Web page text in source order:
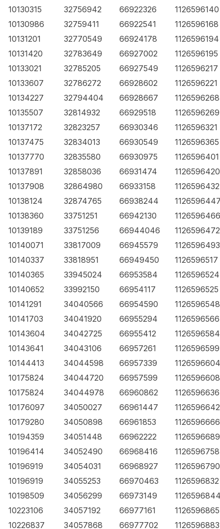
10130315
32756942 66922326
1126596140
10130986
32759411 66922541
1126596168
10131201
32770549 66924178
1126596194
10131420
32783649 66927002
1126596195
10133021
32785205 66927549
1126596217
10133607
32786272 66928602
1126596221
10134227
32794404 66928667
1126596268
10135507
32814932 66929518
1126596269
10137172
32823257 66930346
1126596321
10137475
32834013 66930549
1126596365
10137770
32835580 66930975
1126596401
10137891
32858036 66931474
1126596420
10137908
32864980 66933158
1126596432
10138124
32874765 66938244
10138360
33751251 66942130
1126596466
10139189
33751256 66944046
1126596472
10140071
33817009 66945579
1126596493
10140337
33818951 66949450
1126596517
10140365
33945024 66953584
1126596524
10140652
33992150 66954117
1126596525
10141291
34040566 66954590
1126596548
10141703
34041920 66955294
1126596566
10143604
34042725 66955412
1126596584
10143641
34043106 66957261
1126596599
10144413
34044598 66957339
1126596604
10175824
34044720 66957599
1126596608
10175824
34044978 66960862
1126596636
10176097
34050027 66961447
1126596642
10179280
34050898 66961853
1126596666
10194359
34051448 66962222
1126596689
10196414
34052490 66968416
1126596758
10196919
34054031 66968927
1126596790
10196919
34055253 66970463
1126596832
10198509
34056299 66973149
10223106
34057192 66977161
1126596865
10226837
34057868 66977702 1126596883